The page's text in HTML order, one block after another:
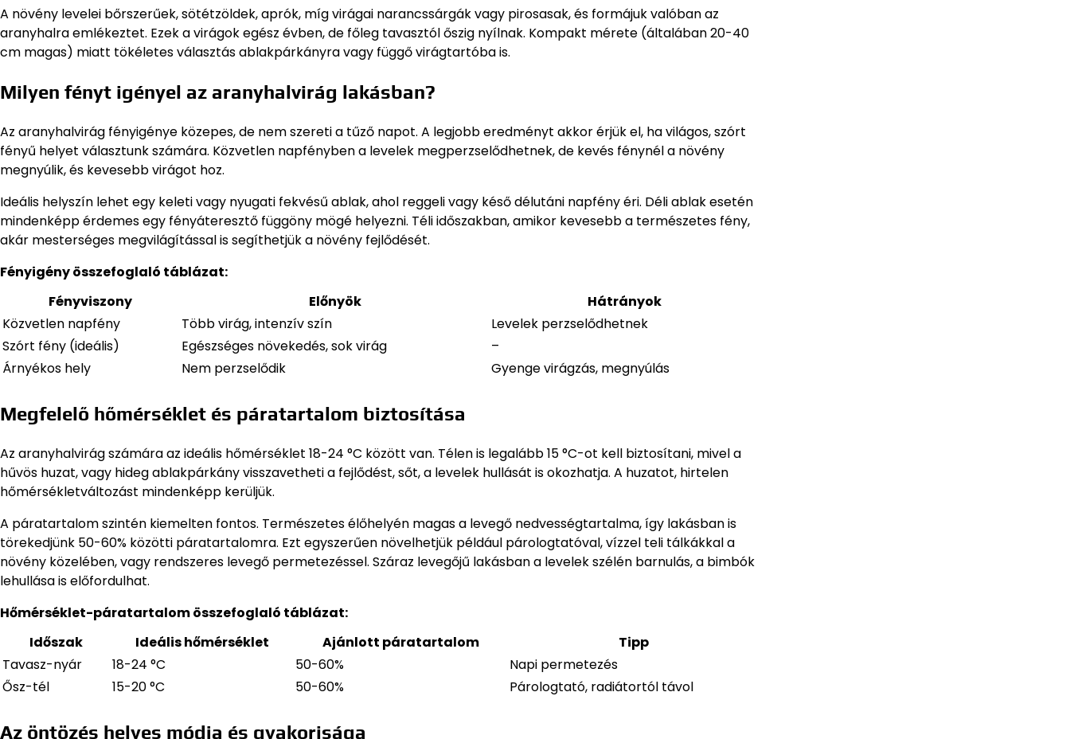
A növény levelei bőrszerűek, sötétzöldek, aprók, míg virágai narancssárgák vagy pirosasak, és formájuk valóban az
aranyhalra emlékeztet. Ezek a virágok egész évben, de főleg tavasztól őszig nyílnak. Kompakt mérete (általában 20-40
cm magas) miatt tökéletes választás ablakpárkányra vagy függő virágtartóba is.
Milyen fényt igényel az aranyhalvirág lakásban?
Az aranyhalvirág fényigénye közepes, de nem szereti a tűző napot. A legjobb eredményt akkor érjük el, ha világos, szórt
fényű helyet választunk számára. Közvetlen napfényben a levelek megperzselődhetnek, de kevés fénynél a növény
megnyúlik, és kevesebb virágot hoz.
Ideális helyszín lehet egy keleti vagy nyugati fekvésű ablak, ahol reggeli vagy késő délutáni napfény éri. Déli ablak esetén
mindenképp érdemes egy fényáteresztő függöny mögé helyezni. Téli időszakban, amikor kevesebb a természetes fény,
akár mesterséges megvilágítással is segíthetjük a növény fejlődését.
Fényigény összefoglaló táblázat:
Fényviszony
Előnyök
Hátrányok
Közvetlen napfény
Több virág, intenzív szín
Levelek perzselődhetnek
Szórt fény (ideális)
Egészséges növekedés, sok virág
–
Árnyékos hely
Nem perzselődik Gyenge virágzás, megnyúlás
Megfelelő hőmérséklet és páratartalom biztosítása
Az aranyhalvirág számára az ideális hőmérséklet 18-24 °C között van. Télen is legalább 15 °C-ot kell biztosítani, mivel a
hűvös huzat, vagy hideg ablakpárkány visszavetheti a fejlődést, sőt, a levelek hullását is okozhatja. A huzatot, hirtelen
hőmérsékletváltozást mindenképp kerüljük.
A páratartalom szintén kiemelten fontos. Természetes élőhelyén magas a levegő nedvességtartalma, így lakásban is
törekedjünk 50-60% közötti páratartalomra. Ezt egyszerűen növelhetjük például párologtatóval, vízzel teli tálkákkal a
növény közelében, vagy rendszeres levegő permetezéssel. Száraz levegőjű lakásban a levelek szélén barnulás, a bimbók
lehullása is előfordulhat.
Hőmérséklet-páratartalom összefoglaló táblázat:
Időszak
Ideális hőmérséklet Ajánlott páratartalom
Tipp
Tavasz-nyár
18-24 °C 50-60%
Napi permetezés
Ősz-tél
15-20 °C 50-60% Párologtató, radiátortól távol
Az öntözés helyes módja és gyakorisága